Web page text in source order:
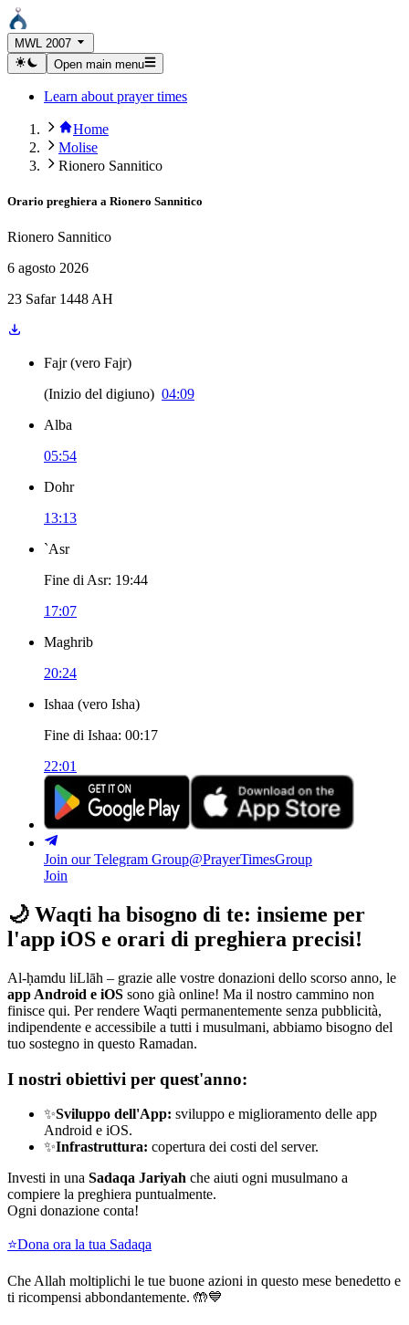
MWL 2007
Open main menu
Learn about prayer times
Home
Molise
Rionero Sannitico
Orario preghiera a Rionero Sannitico
Rionero Sannitico
6 agosto 2026
23 Safar 1448 AH
Fajr (vero Fajr)
(Inizio del digiuno) 04:09
Alba
05:54
Dohr
13:13
`Asr
Fine di Asr: 19:44
17:07
Maghrib
20:24
Ishaa (vero Isha)
Fine di Ishaa: 00:17
22:01
Join our Telegram Group@PrayerTimesGroup
Join
🌙 Waqti ha bisogno di te: insieme per
l'app iOS e orari di preghiera precisi!
Al-ḥamdu liLlāh – grazie alle vostre donazioni dello scorso anno, le
app Android e iOS sono già online! Ma il nostro cammino non
finisce qui. Per rendere Waqti permanentemente senza pubblicità,
indipendente e accessibile a tutti i musulmani, abbiamo bisogno del
tuo sostegno in questo Ramadan.
I nostri obiettivi per quest'anno:
✨Sviluppo dell'App: sviluppo e miglioramento delle app
Android e iOS.
✨Infrastruttura: copertura dei costi del server.
Investi in una Sadaqa Jariyah che aiuti ogni musulmano a
compiere la preghiera puntualmente.
Ogni donazione conta!
⭐Dona ora la tua Sadaqa
Che Allah moltiplichi le tue buone azioni in questo mese benedetto e
ti ricompensi abbondantemente. 🤲💙